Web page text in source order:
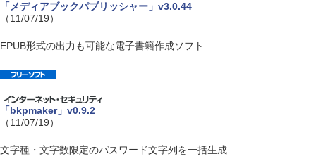
「メディアブックパブリッシャー」v3.0.44
（11/07/19）
EPUB形式の出力も可能な電子書籍作成ソフト
「bkpmaker」v0.9.2
（11/07/19）
文字種・文字数限定のパスワード文字列を一括生成